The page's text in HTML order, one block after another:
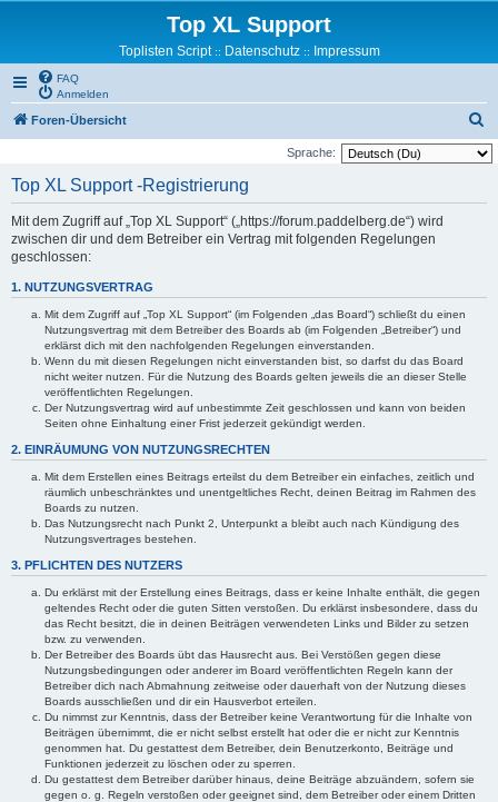
Top XL Support
Toplisten Script:: Datenschutz:: Impressum
FAQ
Anmelden
Foren-Übersicht
u
Sprache:
Top XL Support -Registrierung
Mit dem Zugriff auf „Top XL Support“ („https://forum.paddelberg.de“) wird
zwischen dir und dem Betreiber ein Vertrag mit folgenden Regelungen
geschlossen:
1. NUTZUNGSVERTRAG
Mit dem Zugriff auf „Top XL Support“ (im Folgenden „das Board“) schließt du einen
Nutzungsvertrag mit dem Betreiber des Boards ab (im Folgenden „Betreiber“) und
erklärst dich mit den nachfolgenden Regelungen einverstanden.
Wenn du mit diesen Regelungen nicht einverstanden bist, so darfst du das Board
nicht weiter nutzen. Für die Nutzung des Boards gelten jeweils die an dieser Stelle
veröffentlichten Regelungen.
Der Nutzungsvertrag wird auf unbestimmte Zeit geschlossen und kann von beiden
Seiten ohne Einhaltung einer Frist jederzeit gekündigt werden.
2. EINRÄUMUNG VON NUTZUNGSRECHTEN
Mit dem Erstellen eines Beitrags erteilst du dem Betreiber ein einfaches, zeitlich und
räumlich unbeschränktes und unentgeltliches Recht, deinen Beitrag im Rahmen des
Boards zu nutzen.
Das Nutzungsrecht nach Punkt 2, Unterpunkt a bleibt auch nach Kündigung des
Nutzungsvertrages bestehen.
3. PFLICHTEN DES NUTZERS
Du erklärst mit der Erstellung eines Beitrags, dass er keine Inhalte enthält, die gegen
geltendes Recht oder die guten Sitten verstoßen. Du erklärst insbesondere, dass du
das Recht besitzt, die in deinen Beiträgen verwendeten Links und Bilder zu setzen
bzw. zu verwenden.
Der Betreiber des Boards übt das Hausrecht aus. Bei Verstößen gegen diese
Nutzungsbedingungen oder anderer im Board veröffentlichten Regeln kann der
Betreiber dich nach Abmahnung zeitweise oder dauerhaft von der Nutzung dieses
Boards ausschließen und dir ein Hausverbot erteilen.
Du nimmst zur Kenntnis, dass der Betreiber keine Verantwortung für die Inhalte von
Beiträgen übernimmt, die er nicht selbst erstellt hat oder die er nicht zur Kenntnis
genommen hat. Du gestattest dem Betreiber, dein Benutzerkonto, Beiträge und
Funktionen jederzeit zu löschen oder zu sperren.
Du gestattest dem Betreiber darüber hinaus, deine Beiträge abzuändern, sofern sie
gegen o. g. Regeln verstoßen oder geeignet sind, dem Betreiber oder einem Dritten